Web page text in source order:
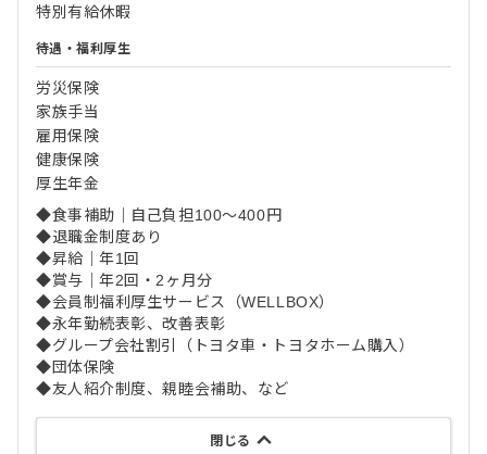
特別有給休暇
待遇・福利厚生
労災保険
家族手当
雇用保険
健康保険
厚生年金
◆食事補助｜自己負担100～400円
◆退職金制度あり
◆昇給｜年1回
◆賞与｜年2回・2ヶ月分
◆会員制福利厚生サービス（WELLBOX）
◆永年勤続表彰、改善表彰
◆グループ会社割引（トヨタ車・トヨタホーム購入）
◆団体保険
◆友人紹介制度、親睦会補助、など
閉じる